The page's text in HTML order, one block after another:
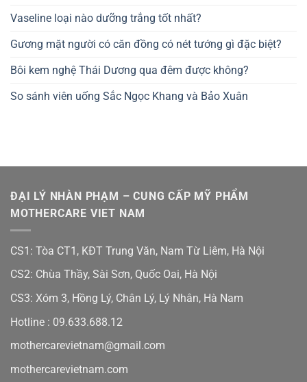
Vaseline loại nào dưỡng trắng tốt nhất?
Gương mặt người có căn đồng có nét tướng gì đặc biệt?
Bôi kem nghệ Thái Dương qua đêm được không?
So sánh viên uống Sắc Ngọc Khang và Bảo Xuân
ĐẠI LÝ NHÀN PHẠM – CUNG CẤP MỸ PHẨM
MOTHERCARE VIET NAM
CS1: Tòa CT1, KĐT Trung Văn, Nam Từ Liêm, Hà Nội
CS2: Chùa Thầy, Sài Sơn, Quốc Oai, Hà Nội
CS3: Xóm 3, Hồng Lý, Chân Lý, Lý Nhân, Hà Nam
Hotline : 09.633.688.12
mothercarevietnam@gmail.com
mothercarevietnam.com